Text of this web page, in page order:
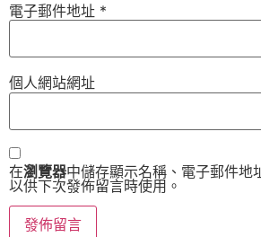
電子郵件地址 *
個人網站網址
在瀏覽器中儲存顯示名稱、電子郵件地
以供下次發佈留言時使用。